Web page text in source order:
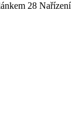
28 Nařízení